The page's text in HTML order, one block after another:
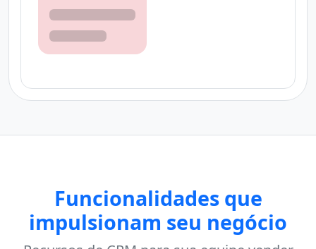
Funcionalidades que
impulsionam seu negócio